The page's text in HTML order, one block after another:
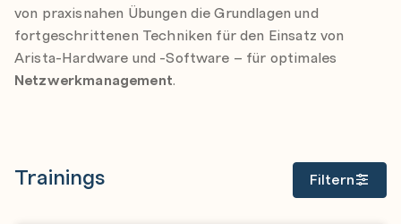
von praxisnahen Übungen die Grundlagen und
fortgeschrittenen Techniken für den Einsatz von
Arista-Hardware und -Software – für optimales
Netzwerkmanagement.
Trainings Filtern